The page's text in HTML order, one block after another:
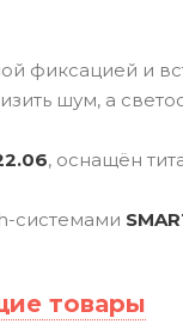
фиксацией и
шум, а
, оснащён
системами
товары